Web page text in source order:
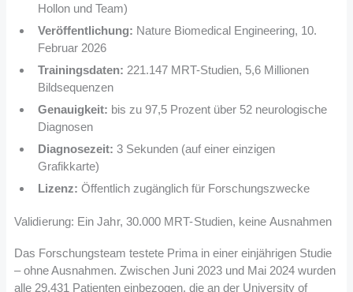
Hollon und Team)
Veröffentlichung: Nature Biomedical Engineering, 10.
Februar 2026
Trainingsdaten: 221.147 MRT-Studien, 5,6 Millionen
Bildsequenzen
Genauigkeit: bis zu 97,5 Prozent über 52 neurologische
Diagnosen
Diagnosezeit: 3 Sekunden (auf einer einzigen
Grafikkarte)
Lizenz: Öffentlich zugänglich für Forschungszwecke
Validierung: Ein Jahr, 30.000 MRT-Studien, keine Ausnahmen
Das Forschungsteam testete Prima in einer einjährigen Studie
– ohne Ausnahmen. Zwischen Juni 2023 und Mai 2024 wurden
alle 29.431 Patienten einbezogen, die an der University of